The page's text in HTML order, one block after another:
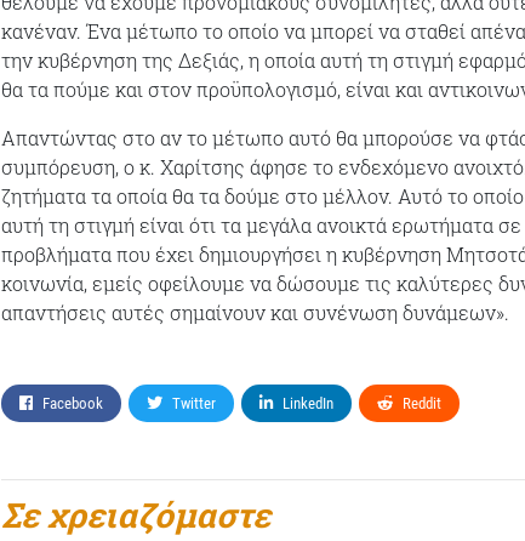
κανέναν. Ένα μέτωπο το οποίο να μπορεί να σταθεί
την κυβέρνηση της Δεξιάς, η οποία αυτή τη στιγμή
θα τα πούμε και στον προϋπολογισμό, είναι και
Απαντώντας στο αν το μέτωπο αυτό θα μπορούσε να
συμπόρευση, ο κ. Χαρίτσης άφησε το ενδεχόμενο
ζητήματα τα οποία θα τα δούμε στο μέλλον. Αυτό το
αυτή τη στιγμή είναι ότι τα μεγάλα ανοικτά ερωτήματα
προβλήματα που έχει δημιουργήσει η κυβέρνηση
κοινωνία, εμείς οφείλουμε να δώσουμε τις καλύτερες
απαντήσεις αυτές σημαίνουν και συνένωση δυνάμεων».
Facebook Twitter LinkedIn Reddit
Σε χρειαζόμαστε